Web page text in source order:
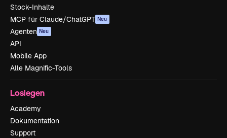
Stock-Inhalte
MCP für Claude/ChatGPT Neu
Agenten Neu
API
Mobile App
Alle Magnific-Tools
Loslegen
Academy
Dokumentation
Support